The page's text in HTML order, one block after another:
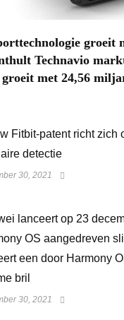
groeit
Technavio
groeit met 24,56
Fitbit-patent richt zich
detectie
30, 2021
lanceert op 23
OS aangedreven
een door Harmony
bril
30, 2021